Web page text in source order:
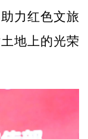
力红色文旅
地上的光荣